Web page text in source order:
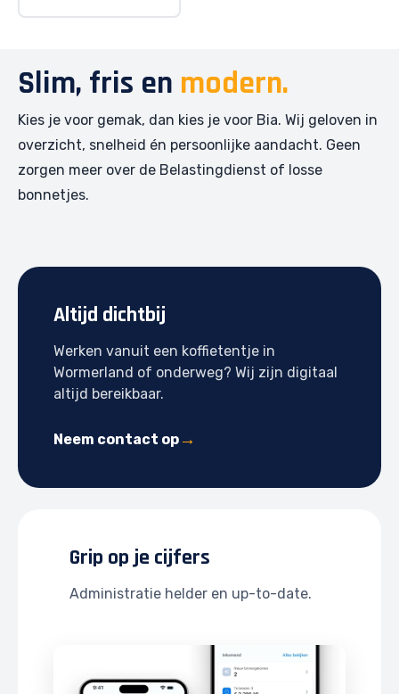
Slim, fris en modern.
Kies je voor gemak, dan kies je voor Bia. Wij geloven in
overzicht, snelheid én persoonlijke aandacht. Geen
zorgen meer over de Belastingdienst of losse
bonnetjes.
Altijd dichtbij
Werken vanuit een koffietentje in
Wormerland of onderweg? Wij zijn digitaal
altijd bereikbaar.
Neem contact op
Grip op je cijfers
Administratie helder en up-to-date.